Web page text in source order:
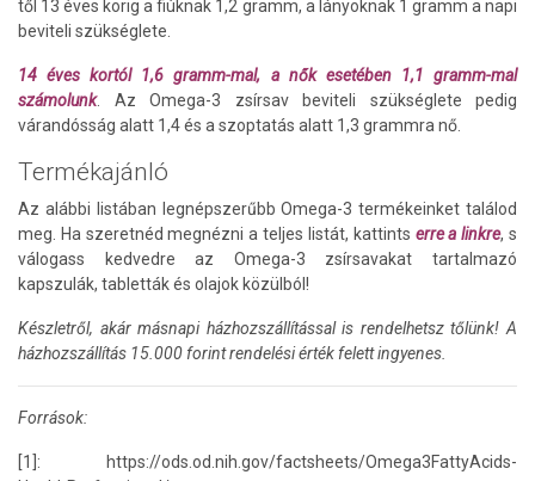
től 13 éves korig a fiúknak 1,2 gramm, a lányoknak 1 gramm a napi
beviteli szükséglete.
14 éves kortól 1,6 gramm-mal, a nők esetében 1,1 gramm-mal
számolunk. Az Omega-3 zsírsav beviteli szükséglete pedig
várandósság alatt 1,4 és a szoptatás alatt 1,3 grammra nő.
Termékajánló
Az alábbi listában legnépszerűbb Omega-3 termékeinket találod
meg. Ha szeretnéd megnézni a teljes listát, kattints erre a linkre, s
válogass kedvedre az Omega-3 zsírsavakat tartalmazó
kapszulák, tabletták és olajok közülból!
Készletről, akár másnapi házhozszállítással is rendelhetsz tőlünk! A
házhozszállítás 15.000 forint rendelési érték felett ingyenes.
Források:
[1]: https://ods.od.nih.gov/factsheets/Omega3FattyAcids-